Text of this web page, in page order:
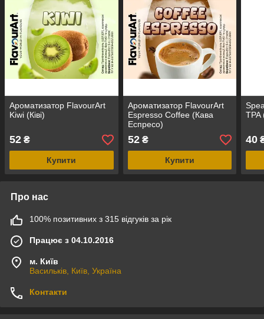
Ароматизатор FlavourArt
Kiwi (Ківі)
52 ₴
Купити
Ароматизатор FlavourArt
Espresso Coffee (Кава
Еспресо)
52₴
Купити
40
Про нас
100% позитивних з 315 відгуків за рік
Працює з 04.10.2016
м. Київ
Васильків, Київ, Україна
Контакти